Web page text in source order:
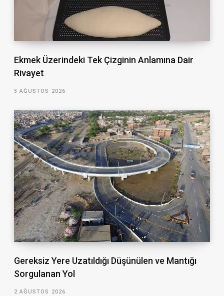
Ekmek Üzerindeki Tek Çizginin Anlamına Dair
Rivayet
3 AĞUSTOS 2026
Gereksiz Yere Uzatıldığı Düşünülen ve Mantığı
Sorgulanan Yol
2 AĞUSTOS 2026